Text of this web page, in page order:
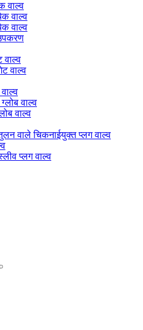
वाल्व
वाल्व
वाल्व
वाल्व
वाल्व
वाल्व
वाल्व
वाले चिकनाईयुक्त प्लग वाल्व
प्लग वाल्व